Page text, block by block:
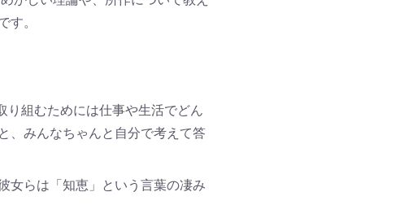
たです。
組むためには仕事や生活でどん
、みんなちゃんと自分で考えて答
女らは「知恵」という言葉の凄み